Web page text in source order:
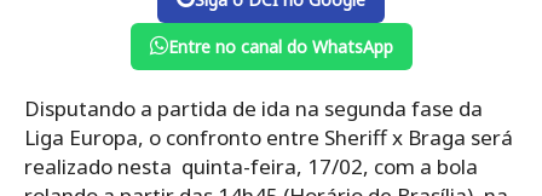
Entre no canal do WhatsApp
Disputando a partida de ida na segunda fase da
Liga Europa, o confronto entre Sheriff x Braga será
realizado nesta quinta-feira, 17/02, com a bola